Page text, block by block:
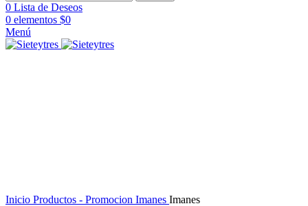
0 Lista de Deseos
0 elementos $0
Menú
Inicio Productos - Promocion Imanes Imanes